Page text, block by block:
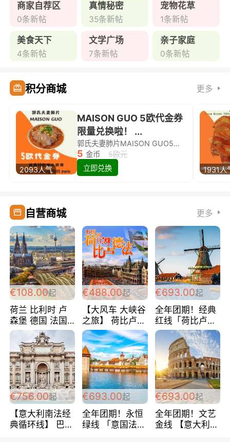
商家自荐区
0条新帖
真情秘密
35条新帖
宠物花草
1条新帖
美食天下
4条新帖
文学广场
7条新帖
亲子家庭
0条新帖
积分商城 更多
2093人气
MAISON GUO 5欧代金券
限量兑换啦！ ...
郭氏夫妻肺片MAISON GUO5欧代金券限量兑换啦！
5 金币
5欧元
立即兑换
1931人
自营商城 更多
€108.00起
荷兰 比利时 卢
森堡 德国 法国
超爽玩遍西欧 循
环线 全程四星宾
馆 108欧/人/天
€488.00起
【大风车 大峡谷
之旅】 荷比卢德
法 巴黎上下 经
典五国四日游
488欧/人
€693.00起
全年团期！经典
红线「荷比卢德
法」七天循环 五
国 仅售99欧/人/
天！巴黎上下！
包拼房~
€756.00起
【意大利南法经
典循环线】 巴黎
€693.00起
全年团期！永恒
绿线 「意国法
€693.00起
全年团期！文艺
金线 【意大利一